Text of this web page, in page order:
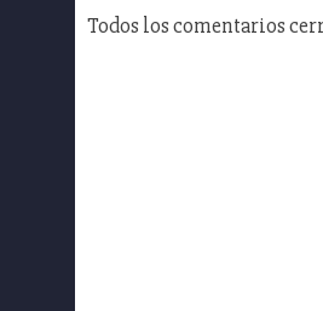
Todos los comentarios